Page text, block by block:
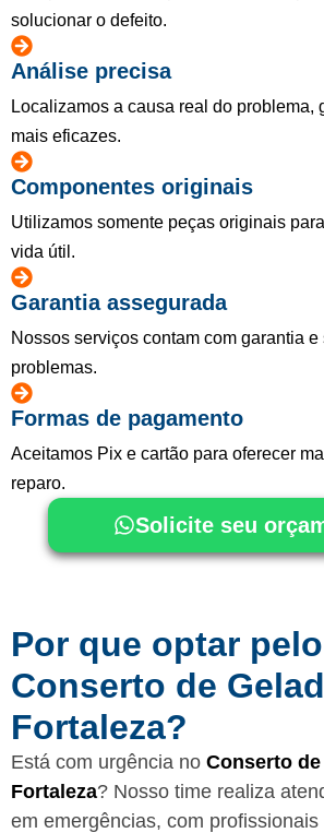
solucionar o defeito.
Análise precisa
Localizamos a causa real do problema,
mais eficazes.
Componentes originais
Utilizamos somente peças originais
vida útil.
Garantia assegurada
Nossos serviços contam com garantia
problemas.
Formas de pagamento
Aceitamos Pix e cartão para oferecer
reparo.
Solicite seu
Por que optar pelo
Conserto de
Fortaleza?
Está com urgência no Conserto
Fortaleza? Nosso time realiza
em emergências, com